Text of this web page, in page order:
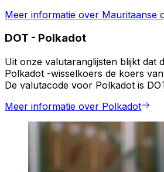
Meer informatie over Mauritaanse
DOT - Polkadot
Uit onze valutaranglijsten blijkt dat
Polkadot -wisselkoers de koers
De valutacode voor Polkadot is
Meer informatie over Polkadot